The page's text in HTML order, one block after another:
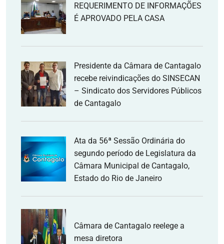
REQUERIMENTO DE INFORMAÇÕES
É APROVADO PELA CASA
Presidente da Câmara de Cantagalo
recebe reivindicações do SINSECAN
– Sindicato dos Servidores Públicos
de Cantagalo
Ata da 56ª Sessão Ordinária do
segundo período de Legislatura da
Câmara Municipal de Cantagalo,
Estado do Rio de Janeiro
Câmara de Cantagalo reelege a
mesa diretora